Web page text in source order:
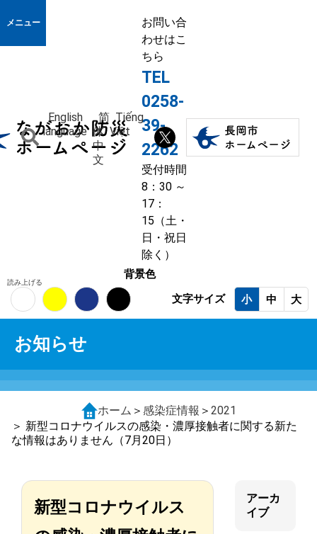
メニュー
お問い合
わせはこ
ちら
TEL
0258-
39-
2262
受付時間
8：30 ～
17：
15（土・
日・祝日
除く）
English
language
简
体
中
文
Tiếng
Việt
読み上げる
背景色
文字サイズ
小 中 大
お知らせ
ホーム ＞ 感染症情報 ＞ 2021
＞ 新型コロナウイルスの感染・濃厚接触者に関する新た
な情報はありません（7月20日）
新型コロナウイルス
アーカ
イブ